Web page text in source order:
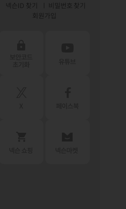
넥슨ID 찾기
비밀번호 찾기
회원가입